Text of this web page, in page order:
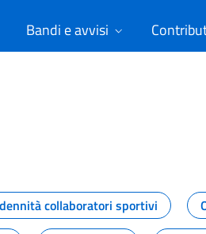
Bandi e avvisi
lo sport
collaboratori sportivi